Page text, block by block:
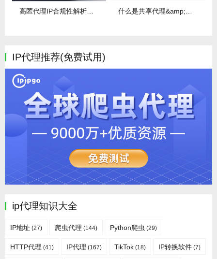
IP代理推荐(免费试用)
ip代理知识大全
IP地址 (27) 爬虫代理 (144) Python爬虫 (29)
HTTP代理 (41) IP代理 (167) TikTok (18) IP转换软件 (7)